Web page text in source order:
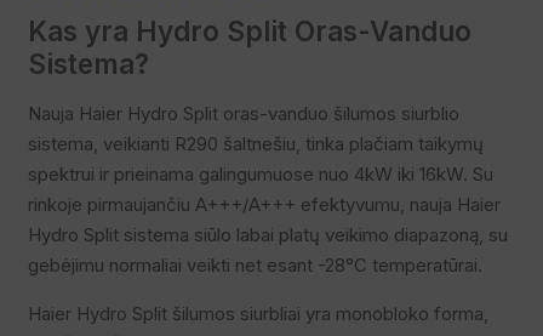
Kas yra Hydro Split Oras-Vanduo
Sistema?
Nauja Haier Hydro Split oras-vanduo šilumos siurblio
sistema, veikianti R290 šaltnešiu, tinka plačiam taikymų
spektrui ir prieinama galingumuose nuo 4kW iki 16kW. Su
rinkoje pirmaujančiu A+++/A+++ efektyvumu, nauja Haier
Hydro Split sistema siūlo labai platų veikimo diapazoną, su
gebėjimu normaliai veikti net esant -28°C temperatūrai.
Haier Hydro Split šilumos siurbliai yra monobloko forma,